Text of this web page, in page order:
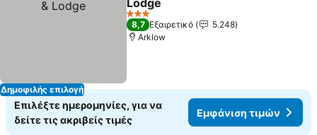
Δημοφιλής επιλογή
Lodge
Εμφάνιση τιμών
3 Αστέρια
8,7 Εξαιρετικό
5.248
Arklow
Επιλέξτε ημερομηνίες, για να
δείτε τις ακριβείς τιμές
Εμφάνιση τιμών